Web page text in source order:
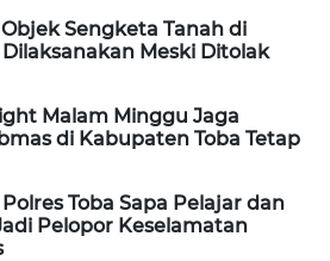
Sengketa Tanah di
Meski Ditolak
Malam Minggu Jaga
di Kabupaten Toba Tetap
Toba Sapa Pelajar dan
Pelopor Keselamatan